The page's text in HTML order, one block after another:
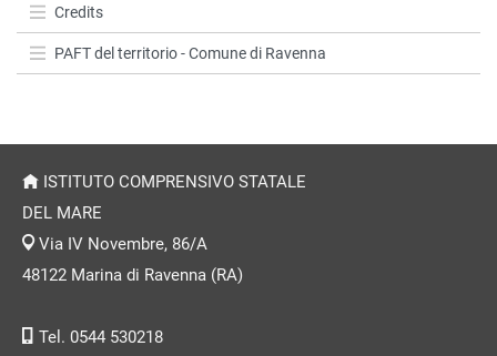
Credits
PAFT del territorio - Comune di Ravenna
ISTITUTO COMPRENSIVO STATALE
DEL MARE
Via IV Novembre, 86/A
48122 Marina di Ravenna (RA)
Tel. 0544 530218